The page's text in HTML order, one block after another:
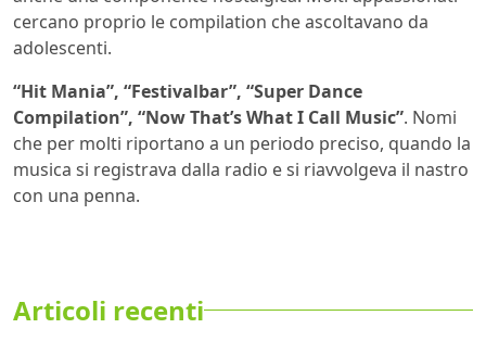
cercano proprio le compilation che ascoltavano da
adolescenti.
“Hit Mania”, “Festivalbar”, “Super Dance
Compilation”, “Now That’s What I Call Music”. Nomi
che per molti riportano a un periodo preciso, quando la
musica si registrava dalla radio e si riavvolgeva il nastro
con una penna.
Articoli recenti